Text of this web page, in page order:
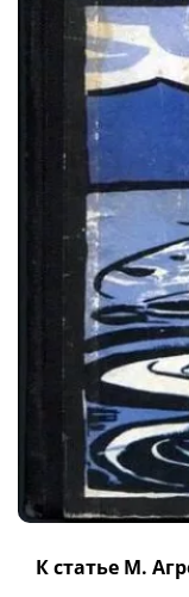
К статье М.